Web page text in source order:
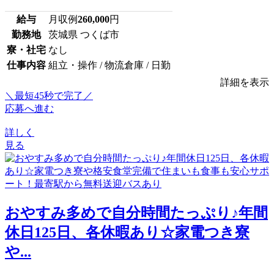
給与 月収例260,000円
勤務地
茨城県 つくば市
寮・社宅 なし
仕事内容 組立・操作 / 物流倉庫 / 日勤
詳細を表示
＼最短45秒で完了／
応募へ進む
詳しく
見る
おやすみ多めで自分時間たっぷり♪年間
休日125日、各休暇あり☆家電つき寮
や...